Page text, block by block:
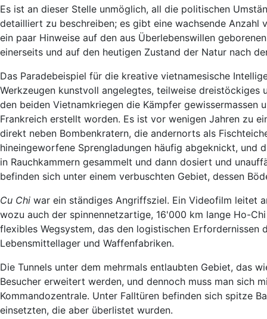
Es ist an dieser Stelle unmöglich, all die politischen
detailliert zu beschreiben; es gibt eine wachsende Anzahl
ein paar Hinweise auf den aus Überlebenswillen
einerseits und auf den heutigen Zustand der Natur nach
Das Paradebeispiel für die kreative vietnamesische
Werkzeugen kunstvoll angelegtes, teilweise dreistöckiges
den beiden Vietnamkriegen die Kämpfer
Frankreich erstellt worden. Es ist vor wenigen Jahren zu
direkt neben Bombenkratern, die andernorts als
hineingeworfene Sprengladungen häufig abgeknickt, und
in Rauchkammern gesammelt und dann dosiert und
befinden sich unter einem verbuschten Gebiet, dessen
Cu Chi war ein ständiges Angriffsziel. Ein Videofilm leitet
wozu auch der spinnennetzartige, 16'000 km lange Ho-
flexibles Wegsystem, das den logistischen
Lebensmittellager und Waffenfabriken.
Die Tunnels unter dem mehrmals entlaubten Gebiet, das
Besucher erweitert werden, und dennoch muss man sich
Kommandozentrale. Unter Falltüren befinden sich spitze
einsetzten, die aber überlistet wurden.